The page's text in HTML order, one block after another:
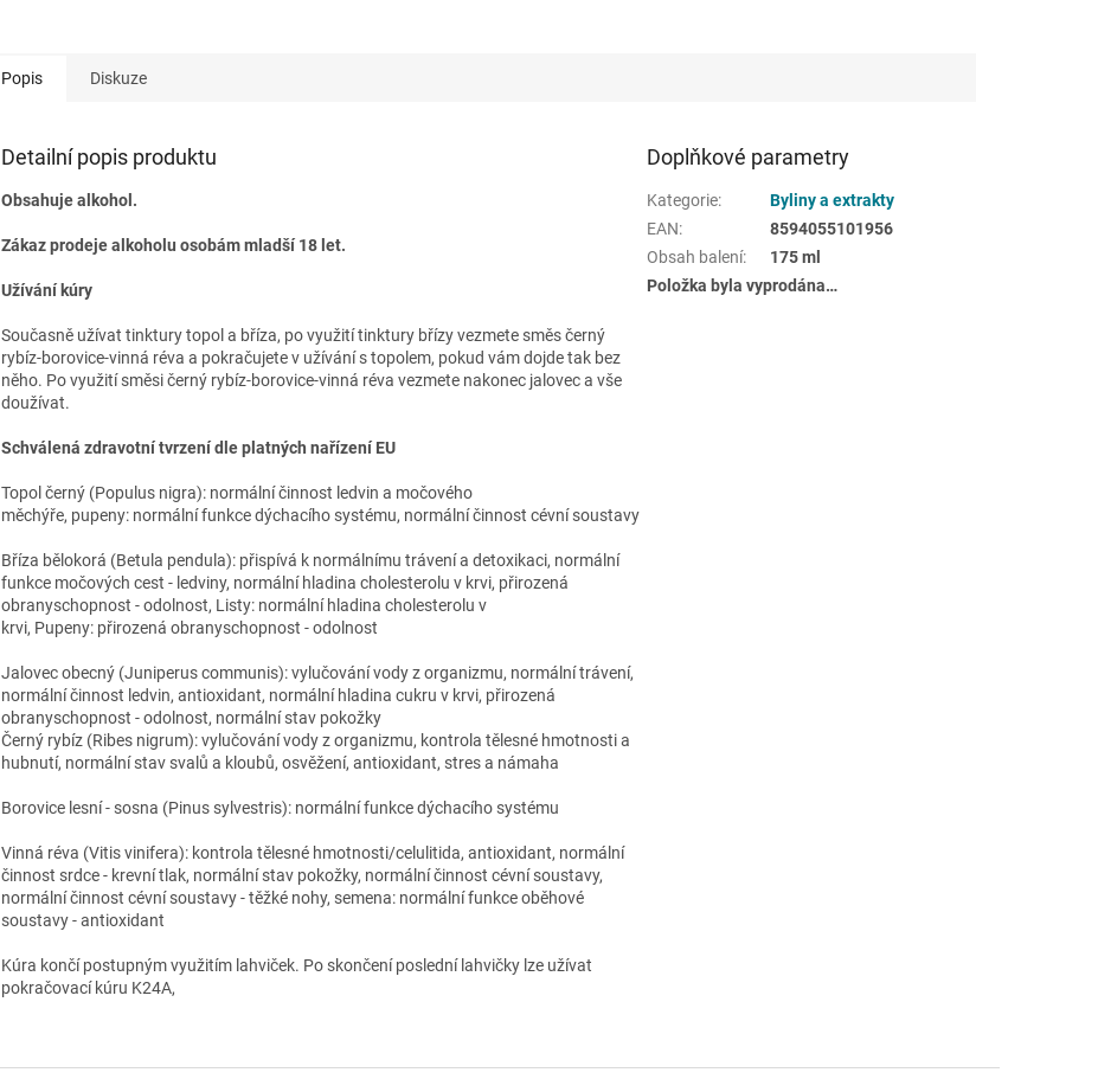
Popis Diskuze
Detailní popis produktu
Obsahuje alkohol.
Zákaz prodeje alkoholu osobám mladší 18 let.
Užívání kúry
Současně užívat tinktury topol a bříza, po využití tinktury břízy vezmete směs černý
rybíz-borovice-vinná réva a pokračujete v užívání s topolem, pokud vám dojde tak bez
něho. Po využití směsi černý rybíz-borovice-vinná réva vezmete nakonec jalovec a vše
doužívat.
Schválená zdravotní tvrzení dle platných nařízení EU
Topol černý (Populus nigra): normální činnost ledvin a močového
měchýře, pupeny: normální funkce dýchacího systému, normální činnost cévní soustavy
Bříza bělokorá (Betula pendula): přispívá k normálnímu trávení a detoxikaci, normální
funkce močových cest - ledviny, normální hladina cholesterolu v krvi, přirozená
obranyschopnost - odolnost, Listy: normální hladina cholesterolu v
krvi, Pupeny: přirozená obranyschopnost - odolnost
Jalovec obecný (Juniperus communis): vylučování vody z organizmu, normální trávení,
normální činnost ledvin, antioxidant, normální hladina cukru v krvi, přirozená
obranyschopnost - odolnost, normální stav pokožky
Černý rybíz (Ribes nigrum): vylučování vody z organizmu, kontrola tělesné hmotnosti a
hubnutí, normální stav svalů a kloubů, osvěžení, antioxidant, stres a námaha
Borovice lesní - sosna (Pinus sylvestris): normální funkce dýchacího systému
Vinná réva (Vitis vinifera): kontrola tělesné hmotnosti/celulitida, antioxidant, normální
činnost srdce - krevní tlak, normální stav pokožky, normální činnost cévní soustavy,
normální činnost cévní soustavy - těžké nohy, semena: normální funkce oběhové
soustavy - antioxidant
Kúra končí postupným využitím lahviček. Po skončení poslední lahvičky lze užívat
pokračovací kúru K24A,
Doplňkové parametry
Kategorie:
Byliny a extrakty
EAN:
8594055101956
Obsah balení:
175 ml
Položka byla vyprodána…